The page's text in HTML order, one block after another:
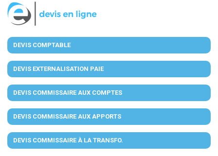
DEVIS COMPTABLE
DEVIS EXTERNALISATION PAIE
DEVIS COMMISSAIRE AUX COMPTES
DEVIS COMMISSAIRE AUX APPORTS
DEVIS COMMISSAIRE À LA TRANSFO.